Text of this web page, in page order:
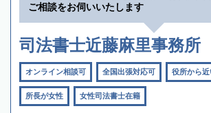
ご相談をお伺いいたします
司法書士近藤麻里事務所
オンライン相談可 全国出張対応可 役所から近
所長が女性 女性司法書士在籍